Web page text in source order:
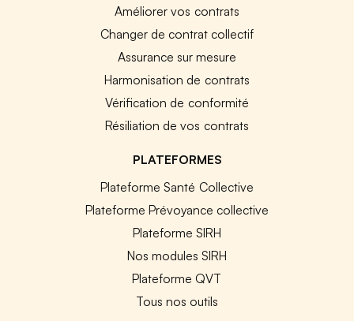
Améliorer vos contrats
Changer de contrat collectif
Assurance sur mesure
Harmonisation de contrats
Vérification de conformité
Résiliation de vos contrats
PLATEFORMES
Plateforme Santé Collective
Plateforme Prévoyance collective
Plateforme SIRH
Nos modules SIRH
Plateforme QVT
Tous nos outils